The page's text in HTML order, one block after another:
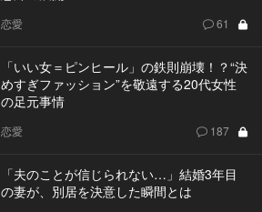
恋愛 61
「いい女＝ピンヒール」の鉄則崩壊！？“決
めすぎファッション”を敬遠する20代女性
の足元事情
恋愛 187
「夫のことが信じられない…」結婚3年目
の妻が、別居を決意した瞬間とは